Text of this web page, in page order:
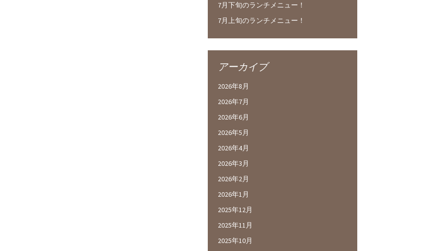
7月下旬のランチメニュー！
7月上旬のランチメニュー！
アーカイブ
2026年8月
2026年7月
2026年6月
2026年5月
2026年4月
2026年3月
2026年2月
2026年1月
2025年12月
2025年11月
2025年10月